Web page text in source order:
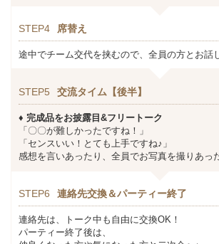
STEP4 席替え
途中でチーム交代を挟むので、全員の方とお話
STEP5 交流タイム【後半】
♦ 完成品をお披露目&フリートーク
「〇〇が難しかったですね！」
「センスいい！とても上手ですね♪」
感想を言いあったり、全員でお写真を撮りあっ
STEP6 連絡先交換＆パーティー終了
連絡先は、トーク中も自由に交換OK！
パーティー終了後は、